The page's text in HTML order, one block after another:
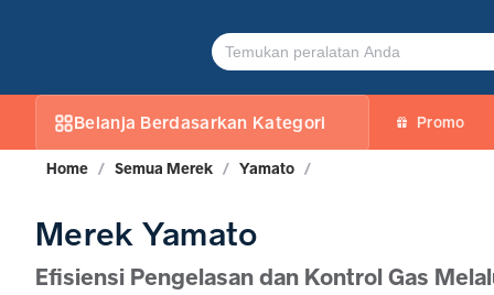
Belanja Berdasarkan Kategori Promo
Home / Semua Merek / Yamato /
Merek Yamato
Efisiensi Pengelasan dan Kontrol Gas